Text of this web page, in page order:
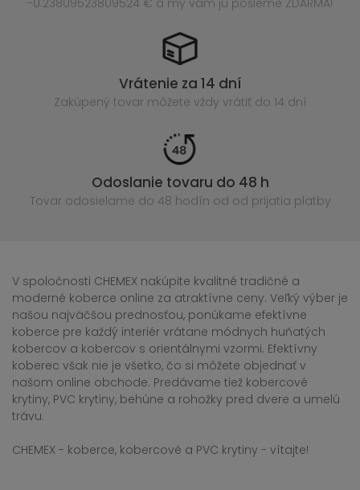
-0.23809523809524 € a my vám ju pošleme ZDARMA!
Vrátenie za 14 dní
Zakúpený tovar môžete vždy vrátiť do 14 dní
Odoslanie tovaru do 48 h
Tovar odosielame do 48 hodín od od prijatia platby
V spoločnosti CHEMEX nakúpite kvalitné tradičné a
moderné koberce online za atraktívne ceny. Veľký výber je
našou najväčšou prednosťou, ponúkame efektívne
koberce pre každý interiér vrátane módnych huňatých
kobercov a kobercov s orientálnymi vzormi. Efektívny
koberec však nie je všetko, čo si môžete objednať v
našom online obchode. Predávame tiež kobercové
krytiny, PVC krytiny, behúne a rohožky pred dvere a umelú
trávu.
CHEMEX - koberce, kobercové a PVC krytiny - vítajte!